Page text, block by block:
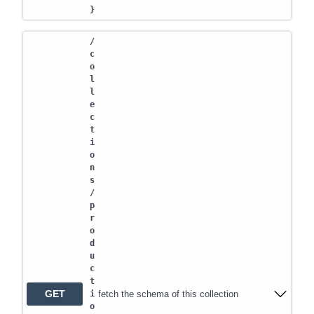
}
GET
/
c
o
l
l
e
c
t
i
o
n
s
/
p
r
o
d
u
c
t
i
o
fetch the schema of this collection